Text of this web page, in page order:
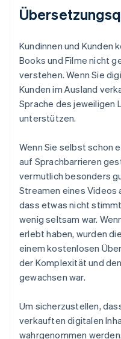
Kundinnen und Kunden
Books und Filme nicht
verstehen. Wenn Sie
Kunden im Ausland
Sprache des jeweiligen
unterstützen.
Wenn Sie selbst schon
auf Sprachbarrieren
vermutlich besonders
Streamen eines Videos
dass etwas nicht
wenig seltsam war.
erlebt haben, wurden
einem kostenlosen
der Komplexität und
gewachsen war.
Um sicherzustellen,
verkauften digitalen
wahrgenommen